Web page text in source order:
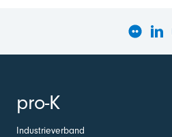
pro-K
Industrieverband